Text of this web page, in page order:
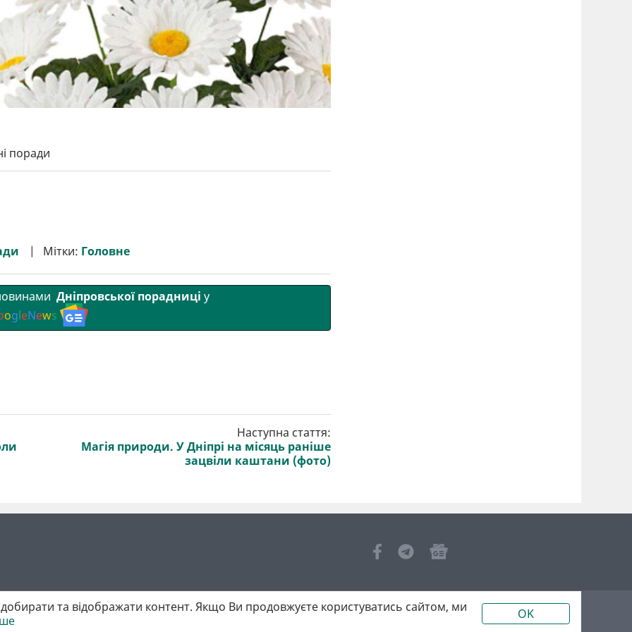
поради
Мітки: Головне
Дніпровської порадниці у
ogleNews
Наступна стаття:
Магія природи. У Дніпрі на місяць раніше
зацвіли каштани (фото)
обов'язкове активне гіперпосилання у першому абзаці.
та відображати контент. Якщо Ви продовжуєте користуватись сайтом, ми
OK